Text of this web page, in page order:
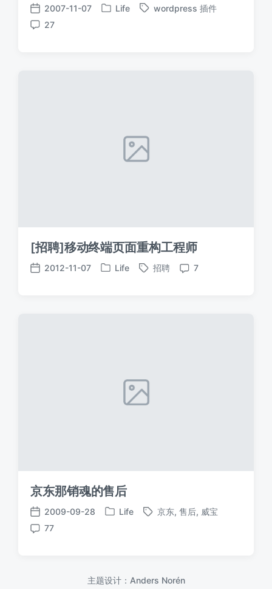
发
布
2007-11-07
发
Life
标
wordpress 插件
评
27
[招聘]移动终端页面重构工程师
发
2012-11-07
发
Life
标
招聘
评
7
京东那销魂的售后
发
布
2009-09-28
发
Life
标
京东, 售后, 威宝
评
77
主题设计： Anders Norén